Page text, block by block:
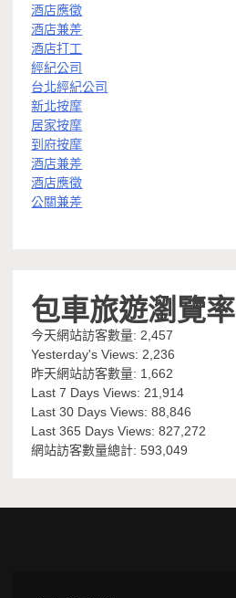
酒店應徵
酒店兼差
酒店打工
經紀公司
台北經紀公司
新北按摩
居家按摩
到府按摩
酒店兼差
酒店應徵
公關兼差
包車旅遊瀏覽率
今天網站訪客數量: 2,457
Yesterday's Views: 2,236
昨天網站訪客數量: 1,662
Last 7 Days Views: 21,914
Last 30 Days Views:88,846
Last 365 Days Views:827,272
網站訪客數量總計:593,049